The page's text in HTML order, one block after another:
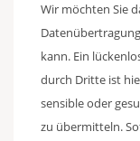
Wir möchten Sie
kann. Ein
durch Dritte ist
sensible oder
zu übermitteln.